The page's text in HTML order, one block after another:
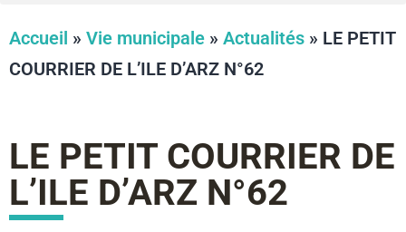
Accueil » Vie municipale » Actualités » LE PETIT
COURRIER DE L’ILE D’ARZ N°62
LE PETIT COURRIER DE
L’ILE D’ARZ N°62